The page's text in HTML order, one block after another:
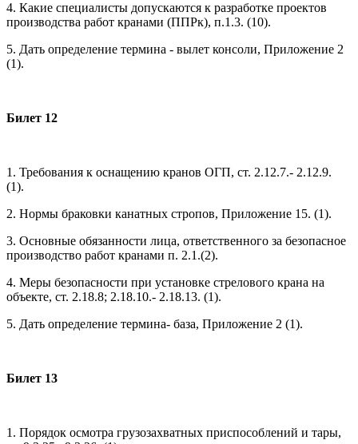
4. Какие специалисты допускаются к разработке проектов
производства работ кранами (ППРк), п.1.3. (10).
5. Дать определение термина - вылет консоли, Приложение 2
(1).
Билет 12
1. Требования к оснащению кранов ОГП, ст. 2.12.7.- 2.12.9.
(1).
2. Нормы браковки канатных стропов, Приложение 15. (1).
3. Основные обязанности лица, ответственного за безопасное
производство работ кранами п. 2.1.(2).
4. Меры безопасности при установке стрелового крана на
объекте, ст. 2.18.8; 2.18.10.- 2.18.13. (1).
5. Дать определение термина- база, Приложение 2 (1).
Билет 13
1. Порядок осмотра грузозахватных приспособлений и тары,